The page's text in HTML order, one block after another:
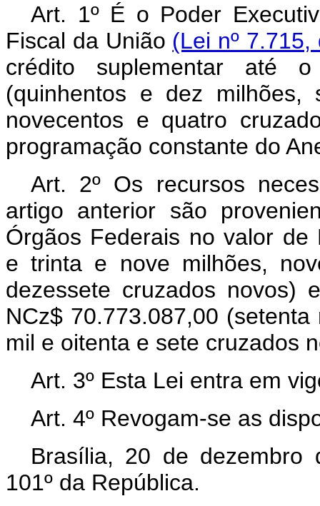
Art. 1º É o Poder
Fiscal da União (Lei nº
crédito suplementar até
(quinhentos e dez
novecentos e quatro
programação constante do
Art. 2º Os recursos
artigo anterior são
Órgãos Federais no valor de
e trinta e nove milhões,
dezessete cruzados novos)
NCz$ 70.773.087,00
mil e oitenta e sete cruzados
Art. 3º Esta Lei entra em
Art. 4º Revogam-se as
Brasília, 20 de dezembro
101º da República.